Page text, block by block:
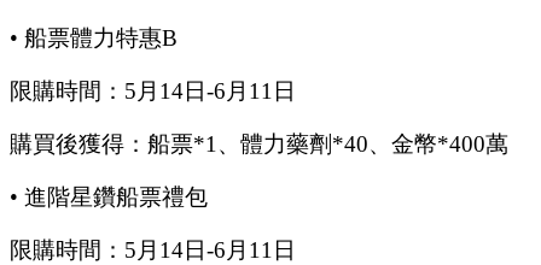
• 船票體力特惠B
限購時間： 5 月 14日-6 月 11 日
購買後獲得：船票*1、體力藥劑*40、金幣*400萬
• 進階星鑽船票禮包
限購時間： 5 月 14日-6 月 11 日